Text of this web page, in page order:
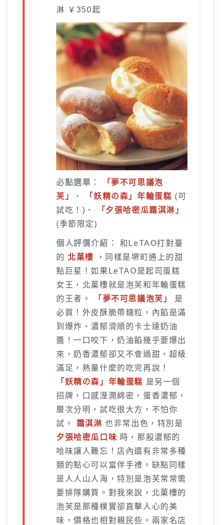
淋 ￥350起
必點選單：
「夢不可思議泡
芙」
、 「妖精の森」年輪蛋糕 (可
試吃！)、
「夕張哈密瓜霜淇淋」
(季節限定)
個人評價介紹：
和LeTAO打對臺
的 北菓樓
，同樣是堺町通上的甜
點巨星！如果LeTAO是起司蛋糕
女王，北菓樓就是泡芙和年輪蛋糕
的王者。
「夢不可思議泡芙」
是
必買！外皮酥脆帶糖粒，內餡是滿
到爆炸、濃郁滑順的卡士達奶油
醬！一口咬下，奶油餡幾乎要爆出
來，奶香濃郁卻又不會過甜，超級
滿足，熱量什麼的吃完再說！
「妖精の森」年輪蛋糕 是另一個
招牌，口感溼潤綿密，蛋香濃郁，
層次分明，試吃很大方，不怕你
試。 霜淇淋 也非常出色，特別是
夕張哈密瓜口味 時，那股濃郁的
哈味讓人難忘！店內還有非常多種
類的點心可以當伴手禮。缺點同樣
是人人山人海，特別是泡芙常常需
要排隊購買。對我來說，北菓樓的
泡芙是那種樸實卻直擊人心的美
味，價格也相對親民些。兩家名店